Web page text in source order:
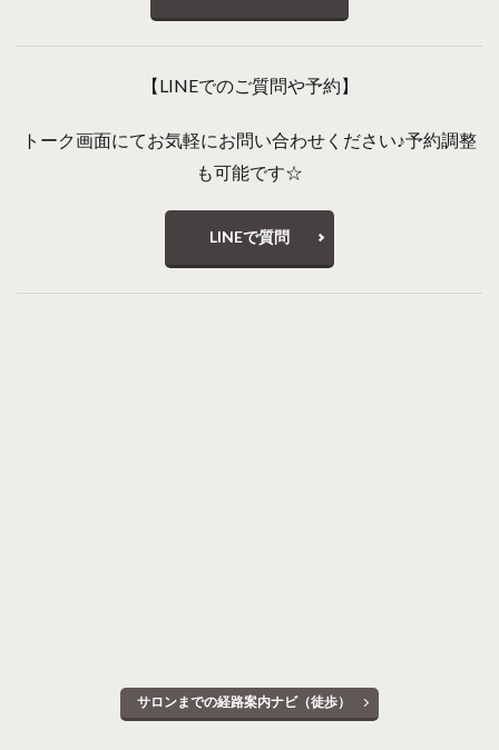
【LINEでのご質問や予約】
トーク画面にてお気軽にお問い合わせください♪予約調整
も可能です☆
LINEで質問
サロンまでの経路案内ナビ（徒歩）